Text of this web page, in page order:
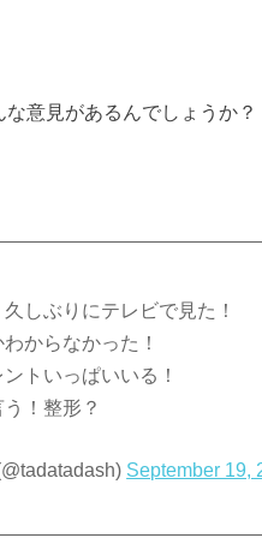
意見があるんでしょうか？
しぶりにテレビで見た！
からなかった！
トいっぱいいる！
！整形？
September 19,